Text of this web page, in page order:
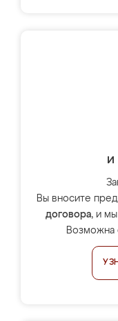
и
Вы вносите
договора, и мы
Возможна